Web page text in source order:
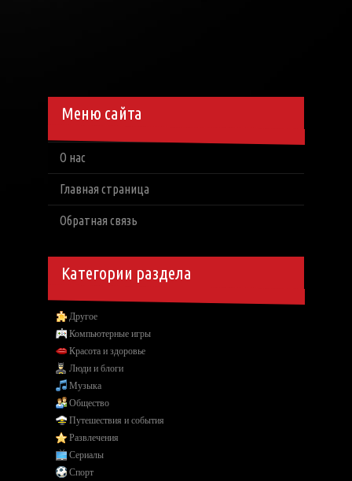
Меню сайта
О нас
Главная страница
Обратная связь
Категории раздела
Другое
Компьютерные игры
Красота и здоровье
Люди и блоги
Музыка
Общество
Путешествия и события
Развлечения
Сериалы
Спорт